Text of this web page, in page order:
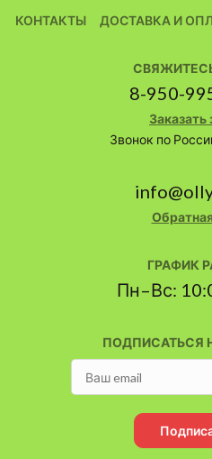
КОНТАКТЫ
ДОСТАВКА И
ПОДПИСАТЬСЯ
8-950-
Заказать
Звонок по
ГРАФИК
Пн–Вс: